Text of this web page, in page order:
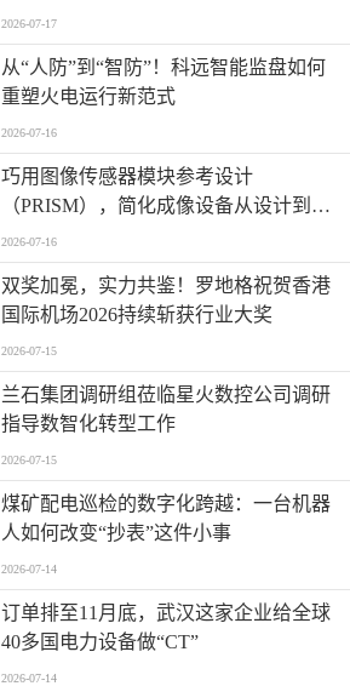
2026-07-17
从“人防”到“智防”！科远智能监盘如何
重塑火电运行新范式
2026-07-16
巧用图像传感器模块参考设计
（PRISM），简化成像设备从设计到制
造的全流程
2026-07-16
双奖加冕，实力共鉴！罗地格祝贺香港
国际机场2026持续斩获行业大奖
2026-07-15
兰石集团调研组莅临星火数控公司调研
指导数智化转型工作
2026-07-15
煤矿配电巡检的数字化跨越：一台机器
人如何改变“抄表”这件小事
2026-07-14
订单排至11月底，武汉这家企业给全球
40多国电力设备做“CT”
2026-07-14